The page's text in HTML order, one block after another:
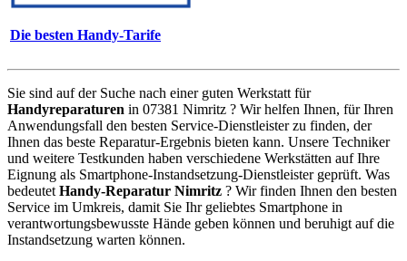
Die besten Handy-Tarife
Sie sind auf der Suche nach einer guten Werkstatt für
Handyreparaturen in 07381 Nimritz ? Wir helfen Ihnen, für Ihren
Anwendungsfall den besten Service-Dienstleister zu finden, der
Ihnen das beste Reparatur-Ergebnis bieten kann. Unsere Techniker
und weitere Testkunden haben verschiedene Werkstätten auf Ihre
Eignung als Smartphone-Instandsetzung-Dienstleister geprüft. Was
bedeutet Handy-Reparatur Nimritz ? Wir finden Ihnen den besten
Service im Umkreis, damit Sie Ihr geliebtes Smartphone in
verantwortungsbewusste Hände geben können und beruhigt auf die
Instandsetzung warten können.